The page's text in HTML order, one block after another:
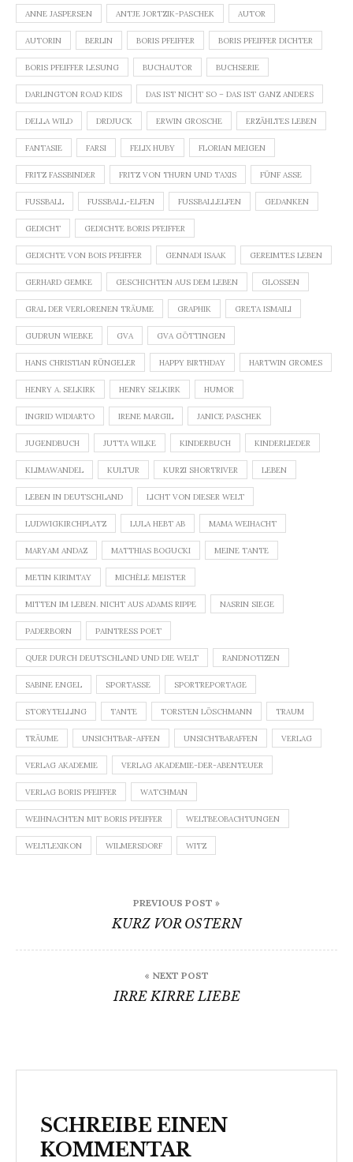
ANNE JASPERSEN ANTJE JORTZIK-PASCHEK AUTOR
AUTORIN BERLIN BORIS PFEIFFER BORIS PFEIFFER DICHTER
BORIS PFEIFFER LESUNG BUCHAUTOR BUCHSERIE
DARLINGTON ROAD KIDS DAS IST NICHT SO – DAS IST GANZ ANDERS
DELLA WILD DRDJUCK ERWIN GROSCHE ERZÄHLTES LEBEN
FANTASIE FARSI FELIX HUBY FLORIAN MEIGEN
FRITZ FASSBINDER FRITZ VON THURN UND TAXIS FÜNF ASSE
FUSSBALL FUSSBALL-ELFEN FUSSBALLELFEN GEDANKEN
GEDICHT GEDICHTE BORIS PFEIFFER
GEDICHTE VON BOIS PFEIFFER GENNADI ISAAK GEREIMTES LEBEN
GERHARD GEMKE GESCHICHTEN AUS DEM LEBEN GLOSSEN
GRAL DER VERLORENEN TRÄUME GRAPHIK GRETA ISMAILI
GUDRUN WIEBKE GVA GVA GÖTTINGEN
HANS CHRISTIAN RÜNGELER HAPPY BIRTHDAY HARTWIN GROMES
HENRY A. SELKIRK HENRY SELKIRK HUMOR
INGRID WIDIARTO IRENE MARGIL JANICE PASCHEK
JUGENDBUCH JUTTA WILKE KINDERBUCH KINDERLIEDER
KLIMAWANDEL KULTUR KURZI SHORTRIVER LEBEN
LEBEN IN DEUTSCHLAND LICHT VON DIESER WELT
LUDWIGKIRCHPLATZ LULA HEBT AB MAMA WEIHACHT
MARYAM ANDAZ MATTHIAS BOGUCKI MEINE TANTE
METIN KIRIMTAY MICHÈLE MEISTER
MITTEN IM LEBEN. NICHT AUS ADAMS RIPPE NASRIN SIEGE
PADERBORN PAINTRESS POET
QUER DURCH DEUTSCHLAND UND DIE WELT RANDNOTIZEN
SABINE ENGEL SPORTASSE SPORTREPORTAGE
STORYTELLING TANTE TORSTEN LÖSCHMANN TRAUM
TRÄUME UNSICHTBAR-AFFEN UNSICHTBARAFFEN VERLAG
VERLAG AKADEMIE VERLAG AKADEMIE-DER-ABENTEUER
VERLAG BORIS PFEIFFER WATCHMAN
WEIHNACHTEN MIT BORIS PFEIFFER WELTBEOBACHTUNGEN
WELTLEXIKON WILMERSDORF WITZ
PREVIOUS POST »
KURZ VOR OSTERN
« NEXT POST
IRRE KIRRE LIEBE
SCHREIBE EINEN
KOMMENTAR